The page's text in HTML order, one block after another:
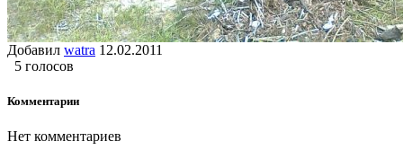
Добавил watra 12.02.2011
5 голосов
Комментарии
Нет комментариев